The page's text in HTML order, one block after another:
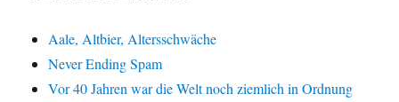
Aale, Altbier, Altersschwäche
Never Ending Spam
Vor 40 Jahren war die Welt noch ziemlich in Ordnung